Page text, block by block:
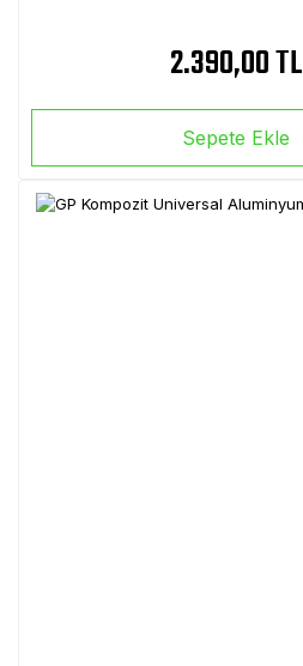
2.390,00 TL
Sepete Ekle